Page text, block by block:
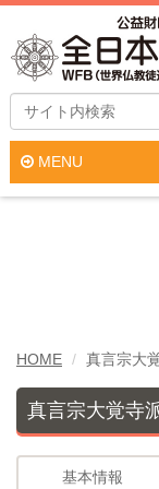
MENU
真言宗
しゅう
HOME 真言宗大
真言宗大覚寺
基本情報